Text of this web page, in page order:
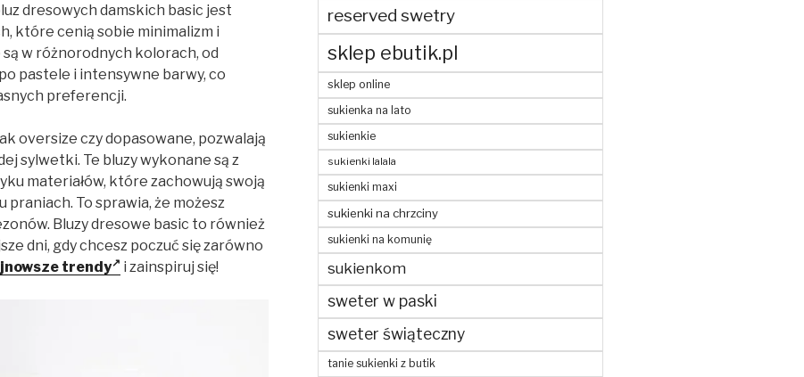
dresowych damskich basic jest
które cenią sobie minimalizm i
w różnorodnych kolorach, od
pastele i intensywne barwy, co
preferencji.
oversize czy dopasowane, pozwalają
sylwetki. Te bluzy wykonane są z
materiałów, które zachowują swoją
To sprawia, że możesz
Bluzy dresowe basic to również
dni, gdy chcesz poczuć się zarówno
trendy i zainspiruj się!
reserved swetry
sklep ebutik.pl
sklep online
sukienka na lato
sukienkie
sukienki lalala
sukienki maxi
sukienki na chrzciny
sukienki na komunię
sukienkom
sweter w paski
sweter świąteczny
tanie sukienki z butik